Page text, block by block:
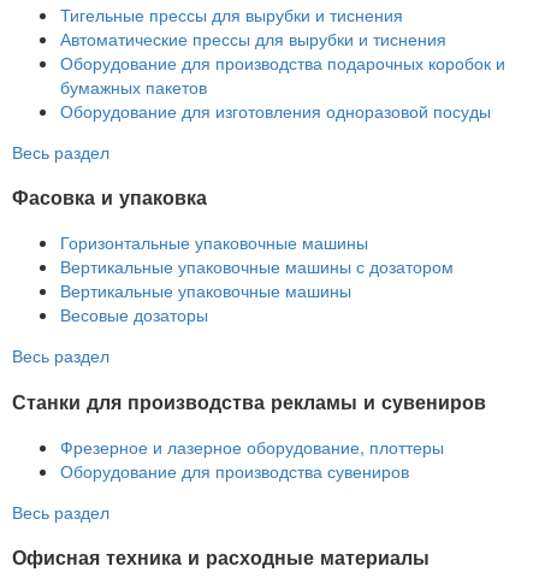
Тигельные прессы для вырубки и тиснения
Автоматические прессы для вырубки и тиснения
Оборудование для производства подарочных коробок и
бумажных пакетов
Оборудование для изготовления одноразовой посуды
Весь раздел
Фасовка и упаковка
Горизонтальные упаковочные машины
Вертикальные упаковочные машины с дозатором
Вертикальные упаковочные машины
Весовые дозаторы
Весь раздел
Станки для производства рекламы и сувениров
Фрезерное и лазерное оборудование, плоттеры
Оборудование для производства сувениров
Весь раздел
Офисная техника и расходные материалы